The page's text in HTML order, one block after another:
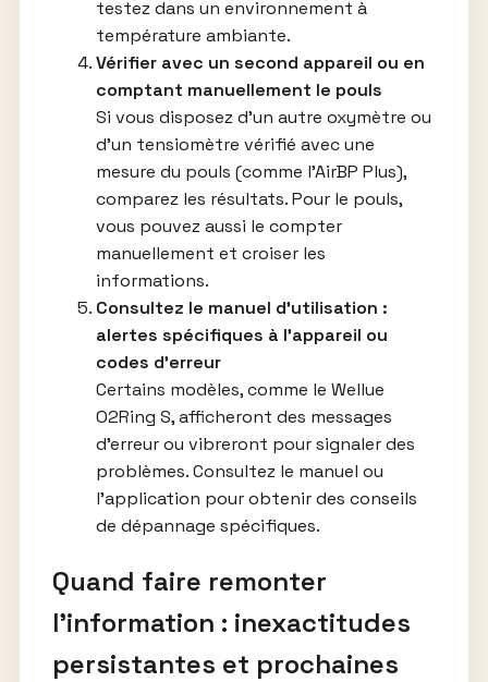
testez dans un environnement à
température ambiante.
Vérifier avec un second appareil ou en
comptant manuellement le pouls
Si vous disposez d’un autre oxymètre ou
d’un tensiomètre vérifié avec une
mesure du pouls (comme l’AirBP Plus),
comparez les résultats. Pour le pouls,
vous pouvez aussi le compter
manuellement et croiser les
informations.
Consultez le manuel d’utilisation :
alertes spécifiques à l’appareil ou
codes d’erreur
Certains modèles, comme le Wellue
O2Ring S, afficheront des messages
d’erreur ou vibreront pour signaler des
problèmes. Consultez le manuel ou
l’application pour obtenir des conseils
de dépannage spécifiques.
Quand faire remonter
l’information : inexactitudes
persistantes et prochaines